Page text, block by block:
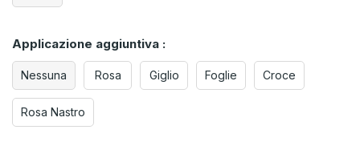
Applicazione aggiuntiva :
Nessuna Rosa Giglio Foglie Croce
Rosa Nastro